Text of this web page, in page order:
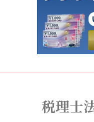
税理士